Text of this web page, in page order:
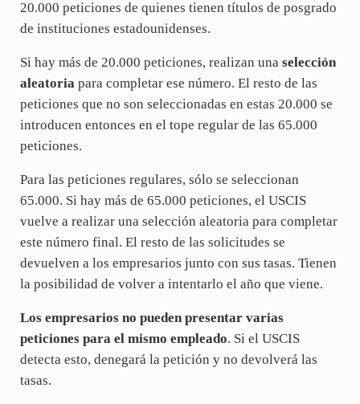
20.000 peticiones de quienes tienen títulos de posgrado
de instituciones estadounidenses.
Si hay más de 20.000 peticiones, realizan una selección
aleatoria para completar ese número. El resto de las
peticiones que no son seleccionadas en estas 20.000 se
introducen entonces en el tope regular de las 65.000
peticiones.
Para las peticiones regulares, sólo se seleccionan
65.000. Si hay más de 65.000 peticiones, el USCIS
vuelve a realizar una selección aleatoria para completar
este número final. El resto de las solicitudes se
devuelven a los empresarios junto con sus tasas. Tienen
la posibilidad de volver a intentarlo el año que viene.
Los empresarios no pueden presentar varias
peticiones para el mismo empleado. Si el USCIS
detecta esto, denegará la petición y no devolverá las
tasas.